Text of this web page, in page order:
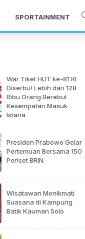
SPORTAINMENT
War Tiket HUT ke-81 RI
Diserbu! Lebih dari 128
Ribu Orang Berebut
Kesempatan Masuk
Istana
Presiden Prabowo Gelar
Pertemuan Bersama 150
Periset BRIN
Wisatawan Menikmati
Suasana di Kampung
Batik Kauman Solo